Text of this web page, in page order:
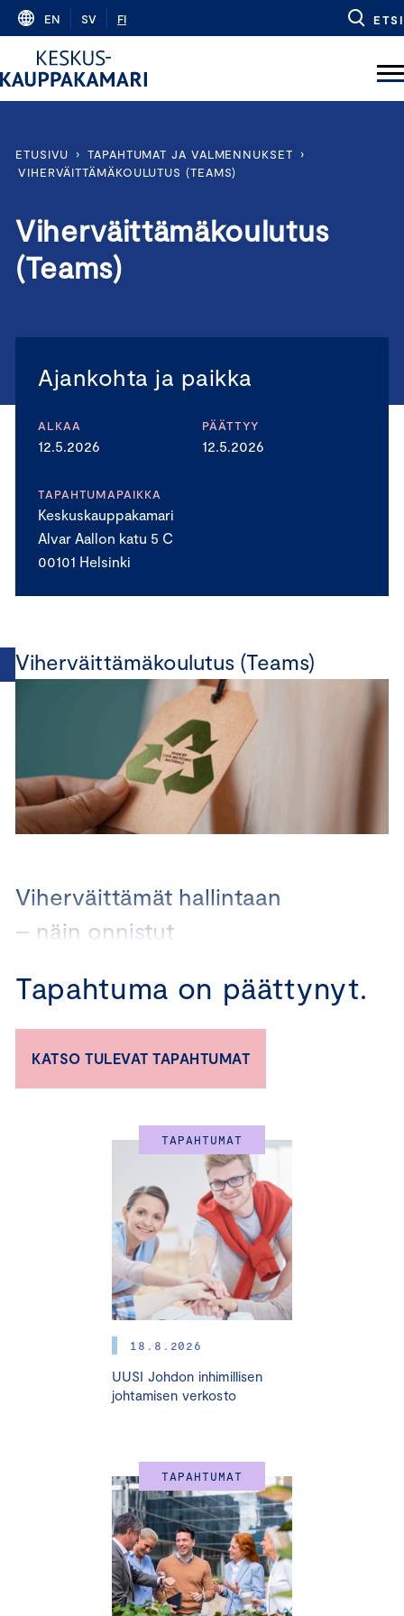
Skip
content
EN SV FI ETSI
ETUSIVU › TAPAHTUMAT JA VALMENNUKSET
›
VIHERVÄITTÄMÄKOULUTUS (TEAMS)
Viherväittämäkoulutus
(Teams)
Ajankohta ja paikka
ALKAA
12.5.2026
PÄÄTTYY
12.5.2026
TAPAHTUMAPAIKKA
Keskuskauppakamari
Alvar Aallon katu 5 C
00101 Helsinki
Viherväittämäkoulutus (Teams)
Viherväittämät hallintaan
– näin onnistut
Koulutus koostuu sekä tallenteesta että Q&A -osiosta,
Koulutuksen tavoite ja sisältö:
Koulutuksen tavoitteena on päivittää yritysten
osaaminen viherväittämien osalta vastaamaan syksykllä
muuttuvan sääntelyn vaatimuksia. Koulutus sisältää
asiantuntijapuheenvuoroja, käytännön toimintamalleja ja
case-esimerkkejä.
kuluttajansuojadirektiivi muutokset viherväittämiin
viestinnän kuin yritysjohdonkin arkeen.
Koulutus järjestetään live-toteutuksena, jossa saatte
suoria vastauksia kysymyksiinne asiantuntijoiltamme,
reaaliaikaisesti.
Mitä uskaltaa enää sanoa?
Tapahtuma on päättynyt.
KATSO TULEVAT TAPAHTUMAT
TAPAHTUMAT
18.8.2026
UUSI Johdon inhimillisen
johtamisen verkosto
TAPAHTUMAT